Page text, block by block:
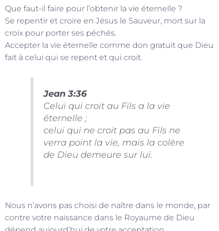
Que faut-il faire pour l’obtenir la vie éternelle ?
Se repentir et croire en Jésus le Sauveur, mort sur la
croix pour porter ses péchés.
Accepter la vie éternelle comme don gratuit que Dieu
fait à celui qui se repent et qui croit.
Jean 3:36
Celui qui croit au Fils a la vie
éternelle ;
celui qui ne croit pas au Fils ne
verra point la vie, mais la colère
de Dieu demeure sur lui.
Nous n’avons pas choisi de naître dans le monde, par
contre votre naissance dans le Royaume de Dieu